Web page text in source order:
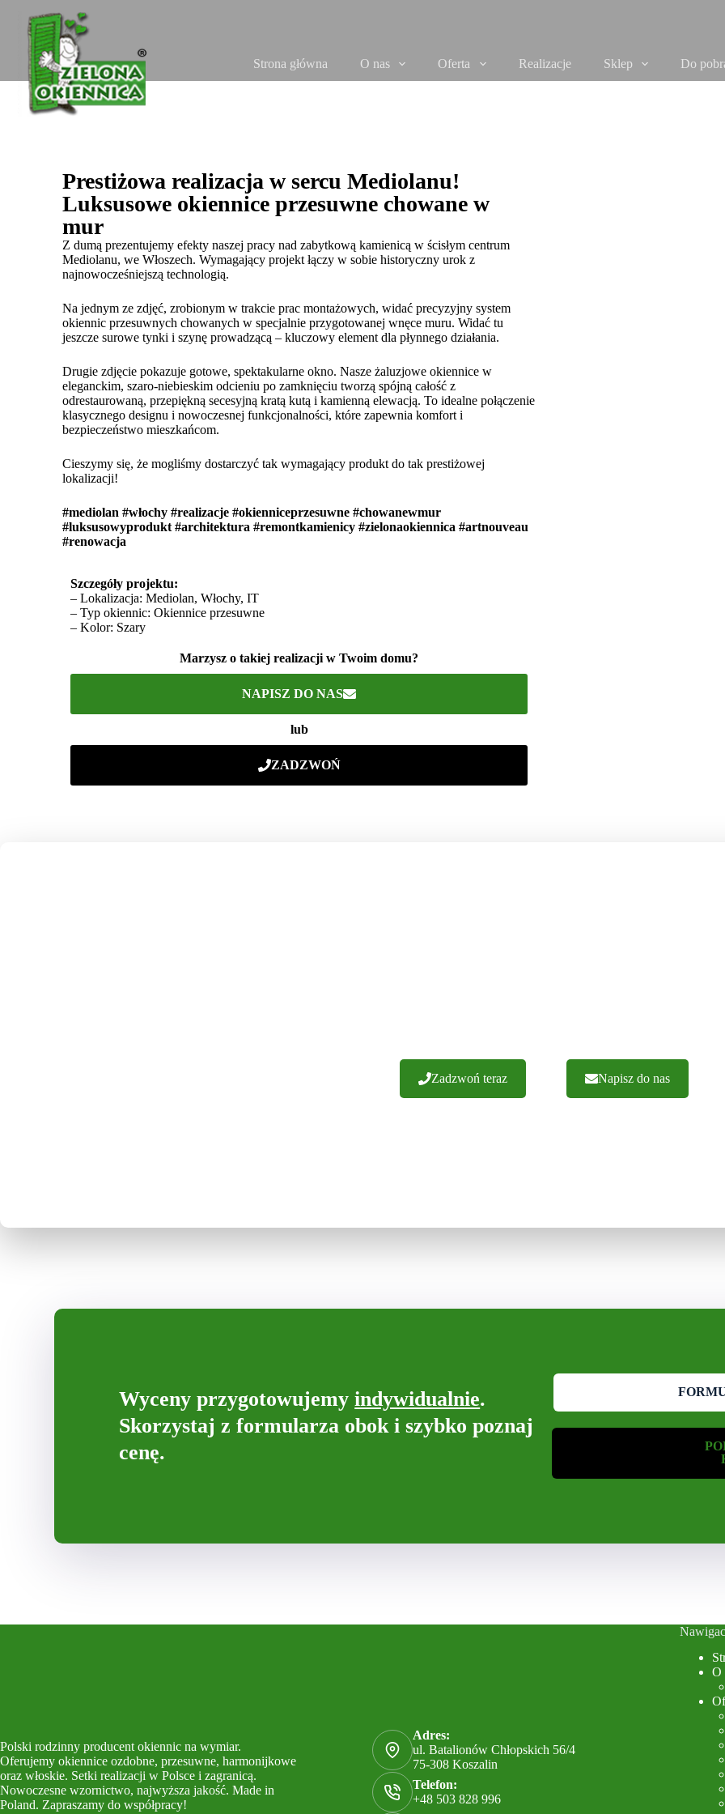
Strona główna O nas Oferta Realizacje Sklep Do
Prestiżowa realizacja w sercu Mediolanu!
Luksusowe okiennice przesuwne chowane w
mur
Z dumą prezentujemy efekty naszej pracy nad zabytkową kamienicą w ścisłym centrum
Mediolanu, we Włoszech. Wymagający projekt łączy w sobie historyczny urok z
najnowocześniejszą technologią.
Na jednym ze zdjęć, zrobionym w trakcie prac montażowych, widać precyzyjny system
okiennic przesuwnych chowanych w specjalnie przygotowanej wnęce muru. Widać tu
jeszcze surowe tynki i szynę prowadzącą – kluczowy element dla płynnego działania.
Drugie zdjęcie pokazuje gotowe, spektakularne okno. Nasze żaluzjowe okiennice w
eleganckim, szaro-niebieskim odcieniu po zamknięciu tworzą spójną całość z
odrestaurowaną, przepiękną secesyjną kratą kutą i kamienną elewacją. To idealne połączenie
klasycznego designu i nowoczesnej funkcjonalności, które zapewnia komfort i
bezpieczeństwo mieszkańcom.
Cieszymy się, że mogliśmy dostarczyć tak wymagający produkt do tak prestiżowej
lokalizacji!
#mediolan #włochy #realizacje #okienniceprzesuwne #chowanewmur
#luksusowyprodukt #architektura #remontkamienicy #zielonaokiennica #artnouveau
#renowacja
Szczegóły projektu:
– Lokalizacja: Mediolan, Włochy, IT
– Typ okiennic: Okiennice przesuwne
– Kolor: Szary
Marzysz o takiej realizacji w Twoim domu?
NAPISZ DO NAS
lub
ZADZWOŃ
Zadzwoń teraz Napisz do nas
Wyceny przygotowujemyindywidualnie.
Skorzystaj z formularza obok i szybko poznaj
cenę.
Polski rodzinny producent okiennic na wymiar.
Oferujemy okiennice ozdobne, przesuwne, harmonijkowe
oraz włoskie. Setki realizacji w Polsce i zagranicą.
Nowoczesne wzornictwo, najwyższa jakość. Made in
Poland. Zapraszamy do współpracy!
Adres:
ul. Batalionów Chłopskich 56/4
75-308 Koszalin
Telefon:
+48 503 828 996
O